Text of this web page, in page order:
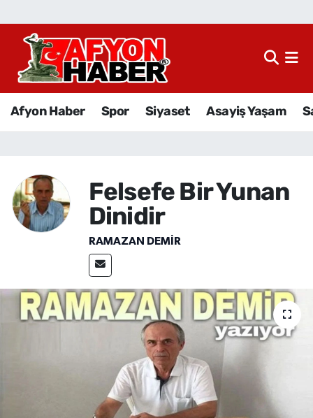
Afyon Haber Spor Siyaset Asayiş Yaşam
Felsefe Bir Yunan
Dinidir
RAMAZAN DEMİR
Afyon Haber
Sağlık
Eğitim
Sivil Toplum
Ekonomi